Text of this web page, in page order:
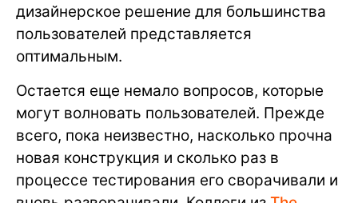
дизайнерское решение для большинства
пользователей представляется
оптимальным.
Остается еще немало вопросов, которые
могут волновать пользователей. Прежде
всего, пока неизвестно, насколько прочна
новая конструкция и сколько раз в
процессе тестирования его сворачивали и